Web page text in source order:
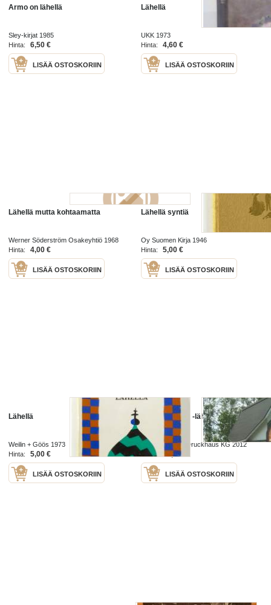
Armo on lähellä
Sley-kirjat 1985
Hinta:
6,50 €
LISÄÄ OSTOSKORIIN
Lähellä
UKK 1973
Hinta:
4,60 €
LISÄÄ OSTOSKORIIN
Lähellä mutta kohtaamatta
Werner Söderström Osakeyhtiö 1968
Hinta:
4,00 €
LISÄÄ OSTOSKORIIN
Lähellä syntiä
Oy Suomen Kirja 1946
Hinta:
5,00 €
LISÄÄ OSTOSKORIIN
Lähellä
Weilin + Göös 1973
Hinta:
5,00 €
LISÄÄ OSTOSKORIIN
Matias kappeli -lähellä taivasta
Schaumburger Druckhaus KG 2012
Hinta:
20,00 €
LISÄÄ OSTOSKORIIN